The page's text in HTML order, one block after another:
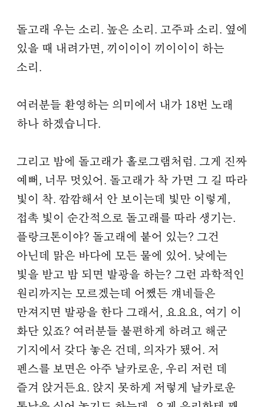
돌고래 우는 소리. 높은 소리. 고주파 소리. 옆에
있을 때 내려가면, 끼이이이 끼이이이 하는
소리.
여러분들 환영하는 의미에서 내가 18번 노래
하나 하겠습니다.
그리고 밤에 돌고래가 홀로그램처럼. 그게 진짜
예뻐, 너무 멋있어. 돌고래가 착 가면 그 길 따라
빛이 착. 깜깜해서 안 보이는데 빛만 이렇게,
접촉 빛이 순간적으로 돌고래를 따라 생기는.
플랑크톤이야? 돌고래에 붙어 있는? 그건
아닌데 맑은 바다에 모든 물에 있어. 낮에는
빛을 받고 밤 되면 발광을 하는? 그런 과학적인
원리까지는 모르겠는데 어쨌든 걔네들은
만져지면 발광을 한다 그래서, 요요요, 여기 이
화단 있죠? 여러분들 불편하게 하려고 해군
기지에서 갖다 놓은 건데, 의자가 됐어. 저
펜스를 보면은 아주 날카로운, 우리 저런 데
즐겨 앉거든요. 앉지 못하게 저렇게 날카로운